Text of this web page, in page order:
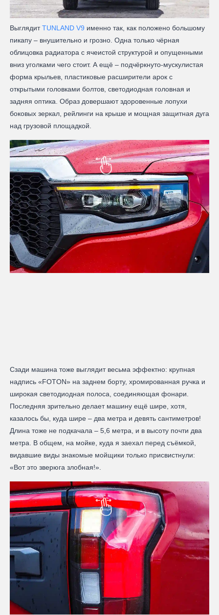
ВыглядитTUNLAND V9 именно так, как положено большому
пикапу – внушительно и грозно. Одна только чёрная
облицовка радиатора с ячеистой структурой и опущенными
вниз уголками чего стоит. А ещё – подчёркнуто-мускулистая
форма крыльев, пластиковые расширители арок с
открытыми головками болтов, светодиодная головная и
задняя оптика. Образ довершают здоровенные лопухи
боковых зеркал, рейлинги на крыше и мощная защитная дуга
над грузовой площадкой.
Сзади машина тоже выглядит весьма эффектно: крупная
надпись «FOTON» на заднем борту, хромированная ручка и
широкая светодиодная полоса, соединяющая фонари.
Последняя зрительно делает машину ещё шире, хотя,
казалось бы, куда шире – два метра и девять сантиметров!
Длина тоже не подкачала – 5,6 метра, и в высоту почти два
метра. В общем, на мойке, куда я заехал перед съёмкой,
видавшие виды знакомые мойщики только присвистнули:
«Вот это зверюга злобная!».